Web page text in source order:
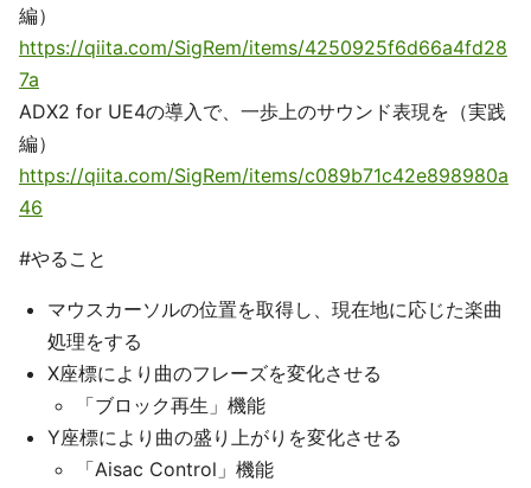
編）
https://qiita.com/SigRem/items/4250925f6d66a4fd28
7a
ADX2 for UE4の導入で、一歩上のサウンド表現を（実践
編）
https://qiita.com/SigRem/items/c089b71c42e898980a
46
#やること
マウスカーソルの位置を取得し、現在地に応じた楽曲
処理をする
X座標により曲のフレーズを変化させる
「ブロック再生」機能
Y座標により曲の盛り上がりを変化させる
「Aisac Control」機能